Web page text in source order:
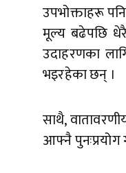
उपभोक्ताहरू
मूल्य बढेपछि
उदाहरणका
भइरहेका छन् ।
साथै,
आफ्नै